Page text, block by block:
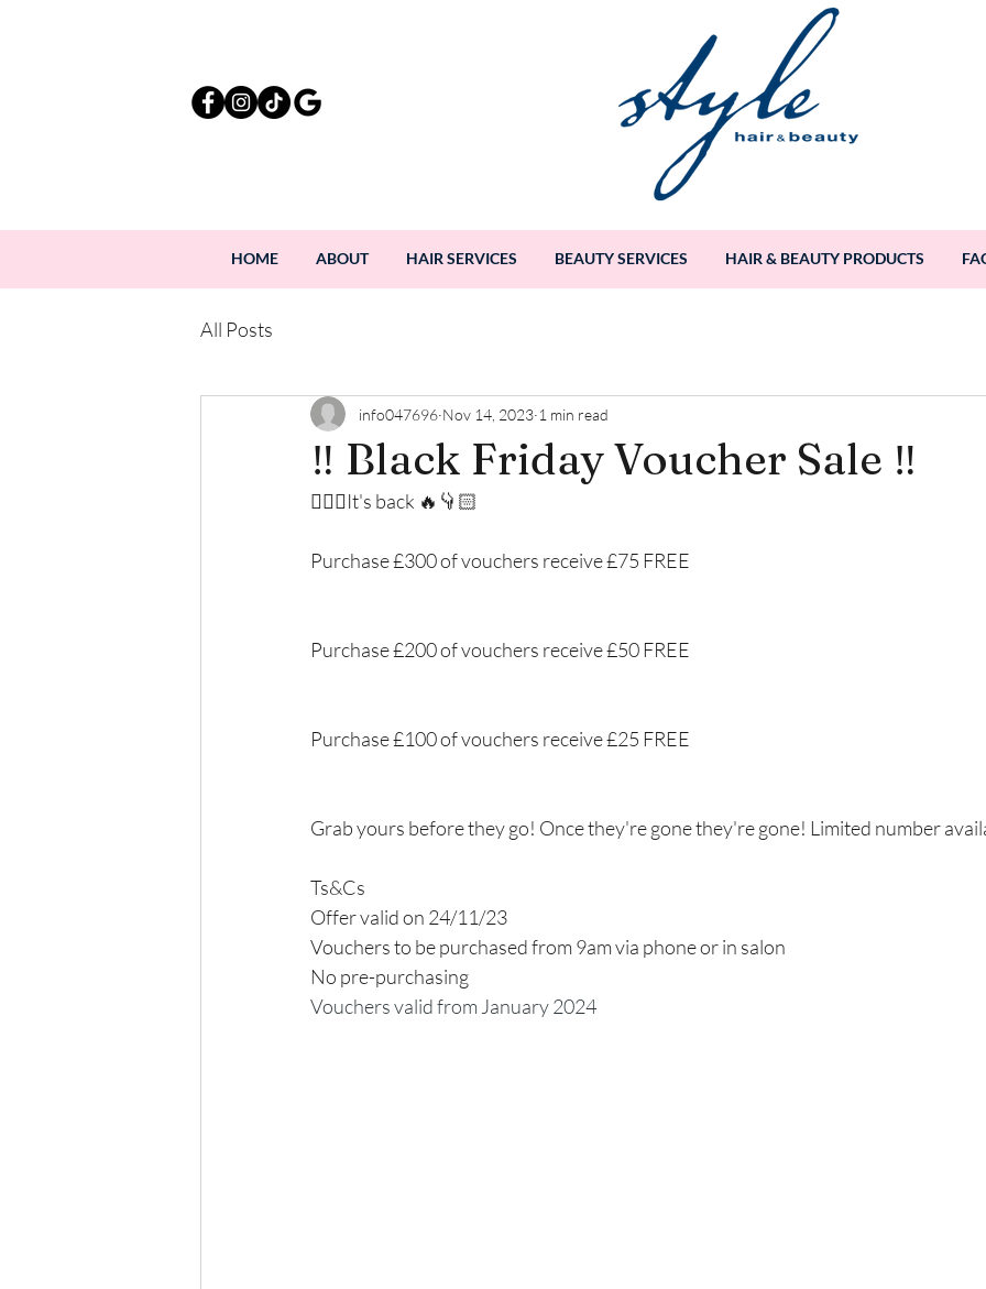
HOME ABOUT HAIR SERVICES BEAUTY SERVICES HAIR & BEAUTY PRODUCTS
All Posts
‼️ Black Friday Voucher Sale ‼️
info047696 Nov 14, 2023 1 min read
👇🏻🔥It's back 🔥👇🏻
Purchase £300 of vouchers receive £75 FREE
Purchase £200 of vouchers receive £50 FREE
Purchase £100 of vouchers receive £25 FREE
Grab yours before they go! Once they're gone they're gone! Limited number
Ts&Cs
Offer valid on 24/11/23
Vouchers to be purchased from 9am via phone or in salon
No pre-purchasing
Vouchers valid from January 2024